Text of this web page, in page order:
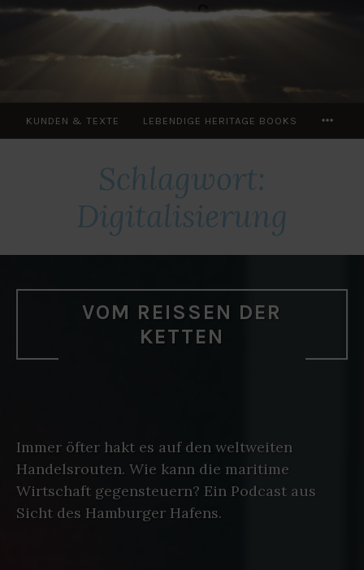
Zum
springen
KUNDEN & TEXTE LEBENDIGE HERITAGE BOOKS
Schlagwort:
Digitalisierung
VOM REISSEN DER K
ETTEN
Immer öfter hakt es auf den weltweiten
Handelsrouten. Wie kann die maritime
Wirtschaft gegensteuern? Ein Podcast aus
Sicht des Hamburger Hafens.